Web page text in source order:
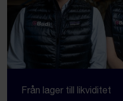
Från lager till likviditet